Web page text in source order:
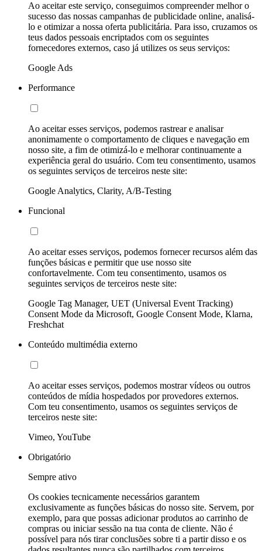
Ao aceitar este serviço, conseguimos compreender melhor o
sucesso das nossas campanhas de publicidade online, analisá-
lo e otimizar a nossa oferta publicitária. Para isso, cruzamos os
teus dados pessoais encriptados com os seguintes
fornecedores externos, caso já utilizes os seus serviços:
Google Ads
Performance
Ao aceitar esses serviços, podemos rastrear e analisar
anonimamente o comportamento de cliques e navegação em
nosso site, a fim de otimizá-lo e melhorar continuamente a
experiência geral do usuário. Com teu consentimento, usamos
os seguintes serviços de terceiros neste site:
Google Analytics, Clarity, A/B-Testing
Funcional
Ao aceitar esses serviços, podemos fornecer recursos além das
funções básicas e permitir que use nosso site
confortavelmente. Com teu consentimento, usamos os
seguintes serviços de terceiros neste site:
Google Tag Manager, UET (Universal Event Tracking)
Consent Mode da Microsoft, Google Consent Mode, Klarna,
Freshchat
Conteúdo multimédia externo
Ao aceitar esses serviços, podemos mostrar vídeos ou outros
conteúdos de mídia hospedados por provedores externos.
Com teu consentimento, usamos os seguintes serviços de
terceiros neste site:
Vimeo, YouTube
Obrigatório
Sempre ativo
Os cookies tecnicamente necessários garantem
exclusivamente as funções básicas do nosso site. Servem, por
exemplo, para que possas adicionar produtos ao carrinho de
compras ou iniciar sessão na tua conta de cliente. Não é
possível para nós tirar conclusões sobre ti a partir disso e os